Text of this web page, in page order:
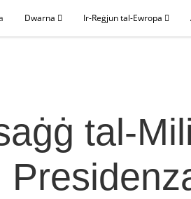
Dwarna Ir-Reġjun tal-Ewropa
tal-